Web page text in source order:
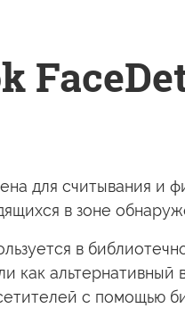
для считывания и
в зоне
в
как альтернативный
с помощью